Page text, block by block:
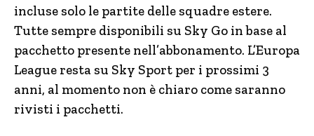
incluse solo le partite delle squadre estere.
Tutte sempre disponibili su Sky Go in base al
pacchetto presente nell’abbonamento. L’Europa
League resta su Sky Sport per i prossimi 3
anni, al momento non è chiaro come saranno
rivisti i pacchetti.